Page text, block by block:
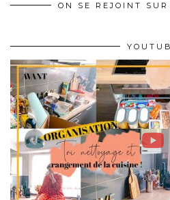
ON SE REJOINT